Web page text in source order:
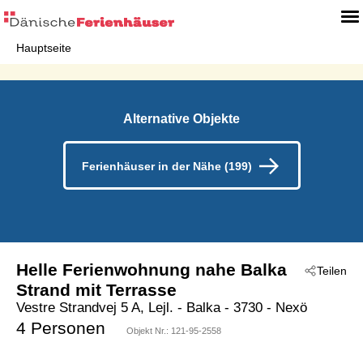
Hauptseite
Alternative Objekte
Ferienhäuser in der Nähe (199)
Teilen
Helle Ferienwohnung nahe Balka
Strand mit Terrasse
Vestre Strandvej 5 A, Lejl. - Balka - 3730 - Nexö
4 Personen Objekt Nr.: 121-95-2558